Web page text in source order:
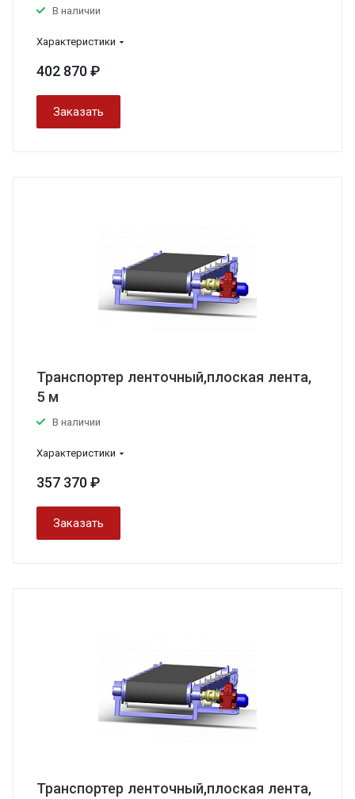
В наличии
Характеристики
402 870 ₽
Заказать
Транспортер ленточный,плоская лента,
5 м
В наличии
Характеристики
357 370 ₽
Заказать
Транспортер ленточный,плоская лента,